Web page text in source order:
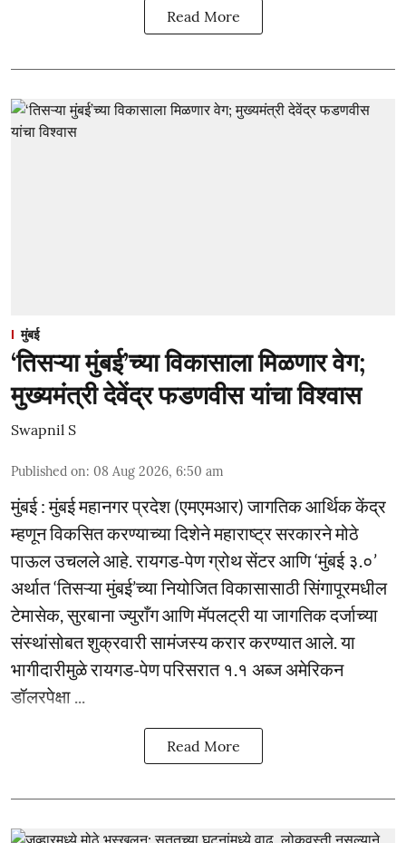
Read More
मुंबई
‘तिसऱ्या मुंबई’च्या विकासाला मिळणार वेग;
मुख्यमंत्री देवेंद्र फडणवीस यांचा विश्वास
Swapnil S
Published on: 08 Aug 2026, 6:50 am
मुंबई : मुंबई महानगर प्रदेश (एमएमआर) जागतिक आर्थिक केंद्र
म्हणून विकसित करण्याच्या दिशेने महाराष्ट्र सरकारने मोठे
पाऊल उचलले आहे. रायगड-पेण ग्रोथ सेंटर आणि ‘मुंबई ३.०’
अर्थात ‘तिसऱ्या मुंबई’च्या नियोजित विकासासाठी सिंगापूरमधील
टेमासेक, सुरबाना ज्युराँग आणि मॅपलट्री या जागतिक दर्जाच्या
संस्थांसोबत शुक्रवारी सामंजस्य करार करण्यात आले. या
भागीदारीमुळे रायगड-पेण परिसरात १.१ अब्ज अमेरिकन
डॉलरपेक्षा ...
Read More